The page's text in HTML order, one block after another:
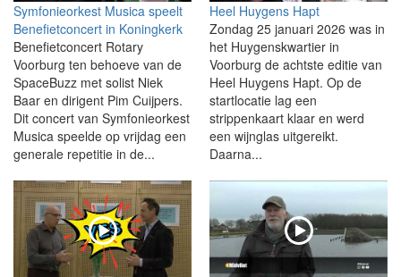
Symfonieorkest Musica speelt
Benefietconcert in Koningkerk
Benefietconcert Rotary
Voorburg ten behoeve van de
SpaceBuzz met solist Niek
Baar en dirigent Pim Cuijpers.
Dit concert van Symfonieorkest
Musica speelde op vrijdag een
generale repetitie in de...
Heel Huygens Hapt
Zondag 25 januari 2026 was in
het Huygenskwartier in
Voorburg de achtste editie van
Heel Huygens Hapt. Op de
startlocatie lag een
strippenkaart klaar en werd
een wijnglas uitgereikt.
Daarna...